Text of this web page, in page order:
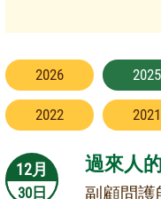
2026 2025
2022 2021
12月
30日
過來人
副顧問護